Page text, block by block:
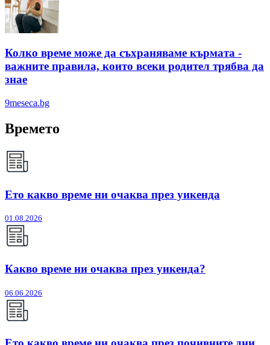
Колко време може да съхраняваме кърмата -
важните правила, които всеки родител трябва да
знае
9meseca.bg
Времето
Ето какво време ни очаква през уикенда
01.08.2026
Какво време ни очаква през уикенда?
06.06.2026